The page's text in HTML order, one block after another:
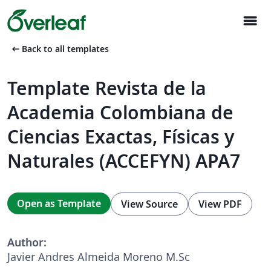
menu
arrow_left_alt Back to all templates
Template Revista de la
Academia Colombiana de
Ciencias Exactas, Físicas y
Naturales (ACCEFYN) APA7
Open as Template View Source View PDF
Author:
Javier Andres Almeida Moreno M.Sc